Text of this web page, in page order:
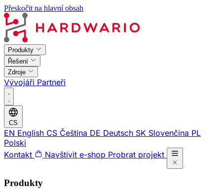
Přeskočit na hlavní obsah
Produkty
Řešení
Zdroje
Vývojáři Partneři
CS
EN English CS Čeština DE Deutsch SK Slovenčina PL
Polski
Kontakt
Navštívit e-shop Probrat projekt
Produkty